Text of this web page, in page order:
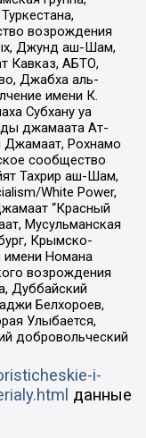
возрождения
Джунд аш-Шам,
Кавказ, АБТО,
Джабха аль-
имени К.
Субхану уа
джамаата Ат-
Джамаат, Рохнамо
сообщество
Тахрир аш-Шам,
White Power,
“Красный
Мусульманская
Крымско-
имени Номана
возрождения
Дуббайский
Белхороев,
Улыбается,
добровольческий
i-
данные